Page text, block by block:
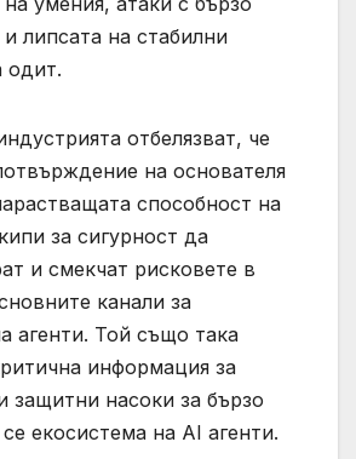
липсата на стабилни
одит.
отбелязват, че
на основателя
способност на
за сигурност да
и смекчат рисковете в
канали за
агенти. Той също така
информация за
защитни насоки за бързо
екосистема на AI агенти.